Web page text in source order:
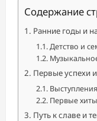
Содержание
Ранние годы и
Детство и
Первые успехи
Первые
Путь к славе и